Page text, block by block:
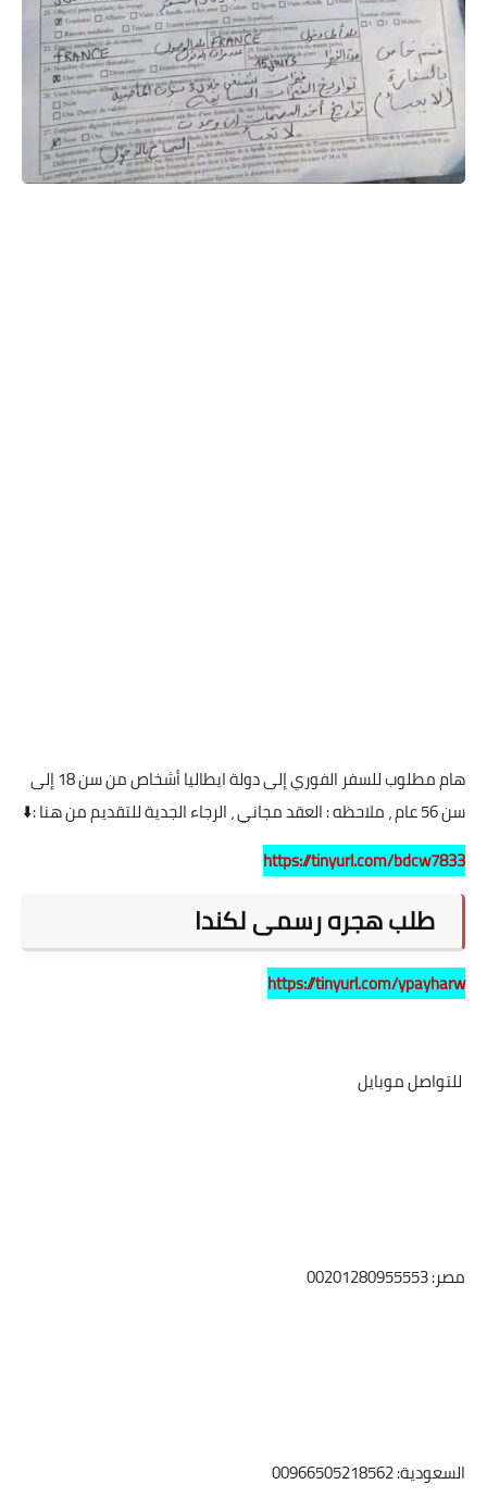
هام مطلوب للسفر الفوري إلى دولة ايطاليا أشخاص من سن 18 إلى
سن 56 عام ، ملاحظه : العقد مجاني ، الرجاء الجدية للتقديم من هنا :
⬇️
https://tinyurl.com/bdcw7833
طلب هجره رسمى لكندا
https://tinyurl.com/ypayharw
للتواصل موبايل
مصر: 00201280955553
السعودية: 00966505218562